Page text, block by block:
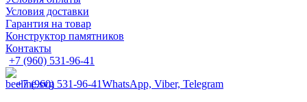
Условия доставки
Гарантия на товар
Конструктор памятников
Контакты
+7 (960) 531-96-41
+7 (960) 531-96-41WhatsApp, Viber, Telegram